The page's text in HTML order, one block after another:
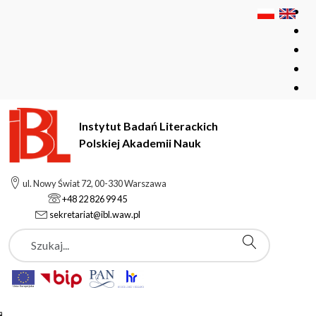
Instytut Badań Literackich
Polskiej Akademii Nauk
ul. Nowy Świat 72, 00-330 Warszawa
+48 22 826 99 45
sekretariat@ibl.waw.pl
Szukaj
Instytut Badań Literackich Polskiej Akademii Nauk
Pracownicy
Marlena Olechowska
Marlena Olechowska